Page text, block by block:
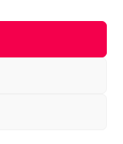
el Uso de IA